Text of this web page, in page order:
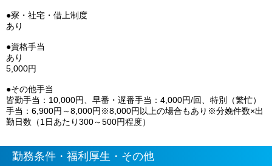
●寮・社宅・借上制度
あり
●資格手当
あり
5,000円
●その他手当
皆勤手当：10,000円、早番・遅番手当：4,000円/回、特別（繁忙）
手当：6,900円～8,000円※8,000円以上の場合もあり※分娩件数×出
勤日数（1日あたり300～500円程度）
勤務条件・福利厚生・その他